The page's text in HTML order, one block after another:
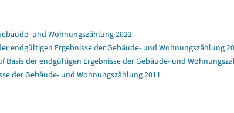
und Wohnungszählung 2022
endgültigen Ergebnisse der Gebäude- und Wohnungszählung
der endgültigen Ergebnisse der Gebäude- und
der Gebäude- und Wohnungszählung 2011